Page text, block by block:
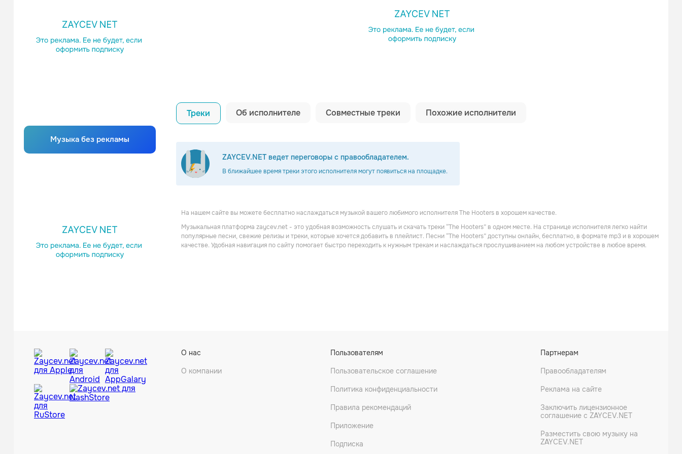
Музыка без рекламы
Копировать ссылку
Треки Об исполнителе Совместные треки Похожие исполнители
ZAYCEV.NET ведет переговоры с правообладателем.
В ближайшее время треки этого исполнителя могут появиться на площадке.
Rick Springfield
Поп
Pat Benatar
Поп
Nik Kershaw
Поп
Night Ranger
Поп Поп
На нашем сайте вы можете бесплатно наслаждаться музыкой вашего любимого исполнителя The Hooters в хорошем качестве.
Музыкальная платформа zaycev.net - это удобная возможность слушать и скачать треки “The Hooters” в одном месте. На странице исполнителя легко найти
популярные песни, свежие релизы и треки, которые хочется добавить в плейлист. Песни “The Hooters” доступны онлайн, бесплатно, в формате mp3 и в хорошем
качестве. Удобная навигация по сайту помогает быстро переходить к нужным трекам и наслаждаться прослушиванием на любом устройстве в любое время.
О нас
О компании
Пользователям
Пользовательское соглашение
Политика конфиденциальности
Правила рекомендаций
Приложение
Подписка
Партнерам
Правообладателям
Реклама на сайте
Заключить лицензионное
соглашение с ZAYCEV.NET
Разместить свою музыку на
ZAYCEV.NET